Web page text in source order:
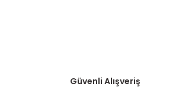
Güvenli Alışveriş